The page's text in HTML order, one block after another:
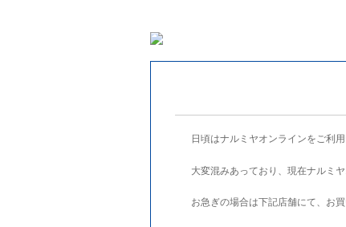
日頃はナルミヤオンラインをご利
大変混みあっており、現在ナルミ
お急ぎの場合は下記店舗にて、お買